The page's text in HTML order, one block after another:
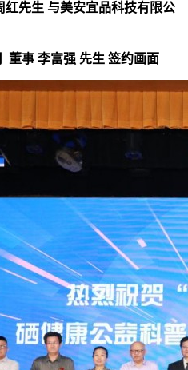
先生 与美安宜品科技有限公
董事 李富强 先生 签约画面